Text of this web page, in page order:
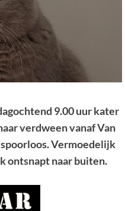
9.00 uur kater
verdween vanaf Van
Vermoedelijk
ontsnapt naar buiten.